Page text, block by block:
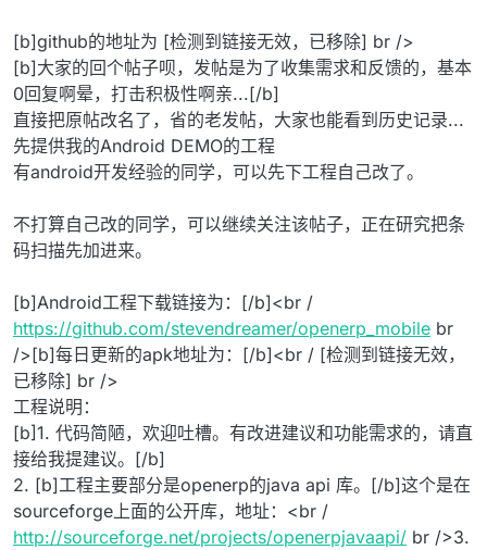
[b]github的地址为 [检测到链接无效，已移除] br />
[b]大家的回个帖子呗，发帖是为了收集需求和反馈的，基本
0回复啊晕，打击积极性啊亲...[/b]
直接把原帖改名了，省的老发帖，大家也能看到历史记录...
先提供我的Android DEMO的工程
有android开发经验的同学，可以先下工程自己改了。
不打算自己改的同学，可以继续关注该帖子，正在研究把条
码扫描先加进来。
[b]Android工程下载链接为：[/b]<br /
https://github.com/stevendreamer/openerp_mobile br
/>[b]每日更新的apk地址为：[/b]<br / [检测到链接无效，
已移除] br />
工程说明：
[b]1. 代码简陋，欢迎吐槽。有改进建议和功能需求的，请直
接给我提建议。[/b]
2. [b]工程主要部分是openerp的java api 库。[/b]这个是在
sourceforge上面的公开库，地址：<br /
http://sourceforge.net/projects/openerpjavaapi/ br />3.